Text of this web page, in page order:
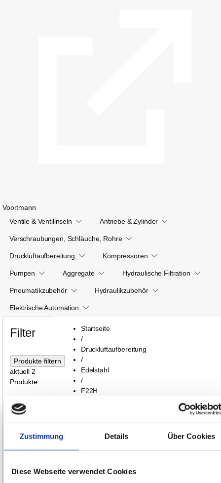
Zustimmung Details Über Cookies
Diese Webseite verwendet Cookies
Voortmann
Ventile & Ventilinseln
Antriebe & Zylinder
Verschraubungen, Schläuche, Rohre
Druckluftaufbereitung Kompressoren
Pumpen Aggregate Hydraulische Filtration
Pneumatikzubehör Hydraulikzubehör
Elektrische Automation
Startseite
/
Druckluftaufbereitung
/
Edelstahl
/
F22H
F22H
Filter
aktuell 2
Produkte
Preis Max:
Attribute: